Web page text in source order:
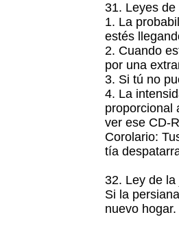
31. Leyes
1. La
estés
2. Cuando
por una
3. Si tú no
4. La
proporcional
ver ese CD-
Corolario:
tía
32. Ley de
Si la
nuevo hogar.